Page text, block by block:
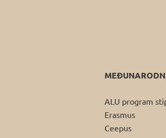
ALU program
Erasmus
Ceepus